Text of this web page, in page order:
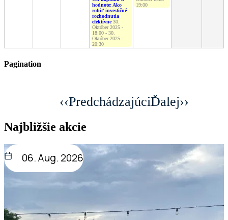
hodnote: Ako
robiť investičné
rozhodnutia
efektívne 30.
Október 2025 -
18:00 - 30.
Október 2025 -
20:30
19:00
Pagination
‹‹PredchádzajúciĎalej››
Najbližšie akcie
06. Aug. 2026